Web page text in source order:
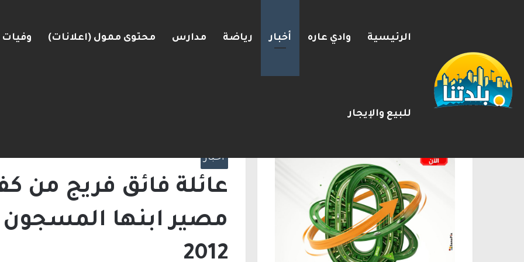
الرئيسية وادي عاره أخبار رياضة مدارس محتوى ممول (اعلانات) وفيات
للبيع والإيجار
مصرع الفتى محمد جمعة القرناوي (17 عامًا) في حادث سير مروّع في عرعرة النقب
أخبار
عائلة فائق فريج من
مصير ابنها
2012
الإعلانات